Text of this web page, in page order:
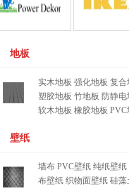
地板
实木地板 强化地板 复合
塑胶地板 竹地板 防静
软木地板 橡胶地板 PVC
推广之道：400-667-5551
您的位置：------------
壁纸
墙布 PVC壁纸 纯纸壁纸
布壁纸 织物面壁纸 硅藻